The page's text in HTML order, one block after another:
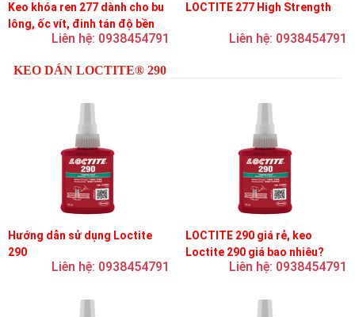
Keo khóa ren 277 dành cho bu
lông, ốc vít, đinh tán độ bền
cao, độ nhớt cao
Liên hệ: 0938454791
LOCTITE 277 High Strength
Liên hệ: 0938454791
KEO DÁN LOCTITE® 290
Hướng dẫn sử dụng Loctite
290
Liên hệ: 0938454791
LOCTITE 290 giá rẻ, keo
Loctite 290 giá bao nhiêu?
Liên hệ: 0938454791